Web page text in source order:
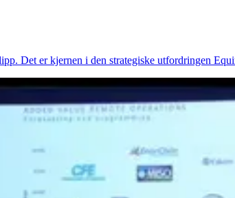
Det er kjernen i den strategiske utfordringen